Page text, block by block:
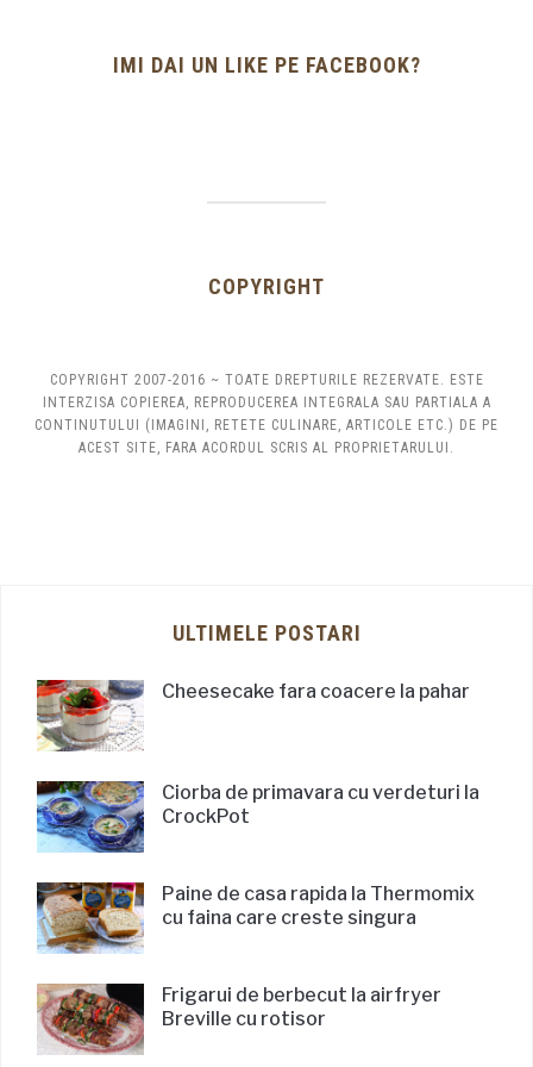
IMI DAI UN LIKE PE FACEBOOK?
COPYRIGHT
COPYRIGHT 2007-2016 ~ TOATE DREPTURILE REZERVATE. ESTE
INTERZISA COPIEREA, REPRODUCEREA INTEGRALA SAU PARTIALA A
CONTINUTULUI (IMAGINI, RETETE CULINARE, ARTICOLE ETC.) DE PE
ACEST SITE, FARA ACORDUL SCRIS AL PROPRIETARULUI.
ULTIMELE POSTARI
Cheesecake fara coacere la pahar
Ciorba de primavara cu verdeturi la
CrockPot
Paine de casa rapida la Thermomix
cu faina care creste singura
Frigarui de berbecut la airfryer
Breville cu rotisor